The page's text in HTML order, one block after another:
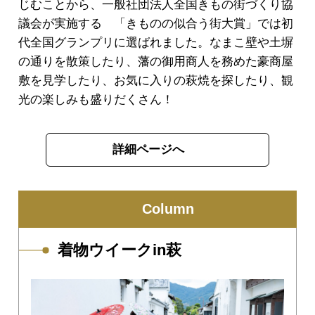
じむことから、一般社団法人全国きもの街づくり協
議会が実施する 「きものの似合う街大賞」では初
代全国グランプリに選ばれました。なまこ壁や土塀
の通りを散策したり、藩の御用商人を務めた豪商屋
敷を見学したり、お気に入りの萩焼を探したり、観
光の楽しみも盛りだくさん！
詳細ページへ
Column
着物ウイークin萩